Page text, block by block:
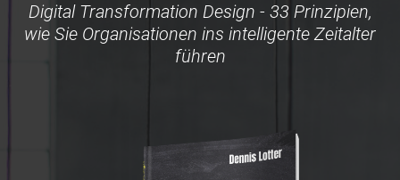
Digital Transformation Design - 33 Prinzipien,
wie Sie Organisationen ins intelligente Zeitalter
führen